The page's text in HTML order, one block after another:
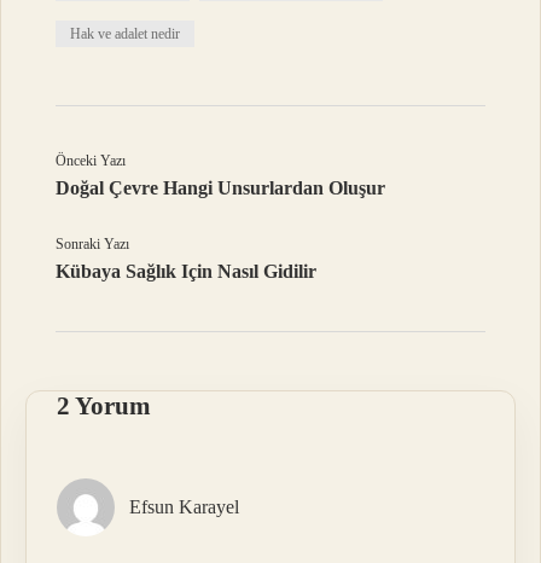
Hak ve adalet nedir
Önceki Yazı
Doğal Çevre Hangi Unsurlardan Oluşur
Sonraki Yazı
Kübaya Sağlık Için Nasıl Gidilir
2 Yorum
Efsun Karayel